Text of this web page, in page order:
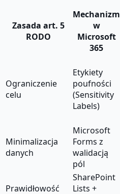
Zasada art. 5
RODO
Mechanizm
w
Microsoft
365
Ograniczenie
celu
Etykiety
poufności
(Sensitivity
Labels)
Minimalizacja
danych
Microsoft
Forms z
walidacją
pól
Prawidłowość
SharePoint
Lists +